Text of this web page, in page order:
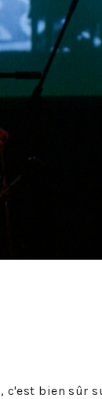
c'est bien sûr